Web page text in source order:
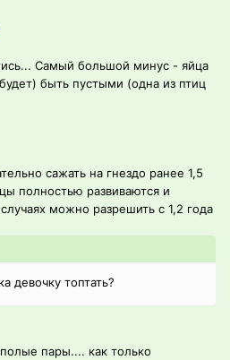
Самый большой минус - яйца
быть пустыми (одна из птиц
сажать на гнездо ранее 1,5
полностью развиваются и
можно разрешить с 1,2 года
девочку топтать?
пары.... как только